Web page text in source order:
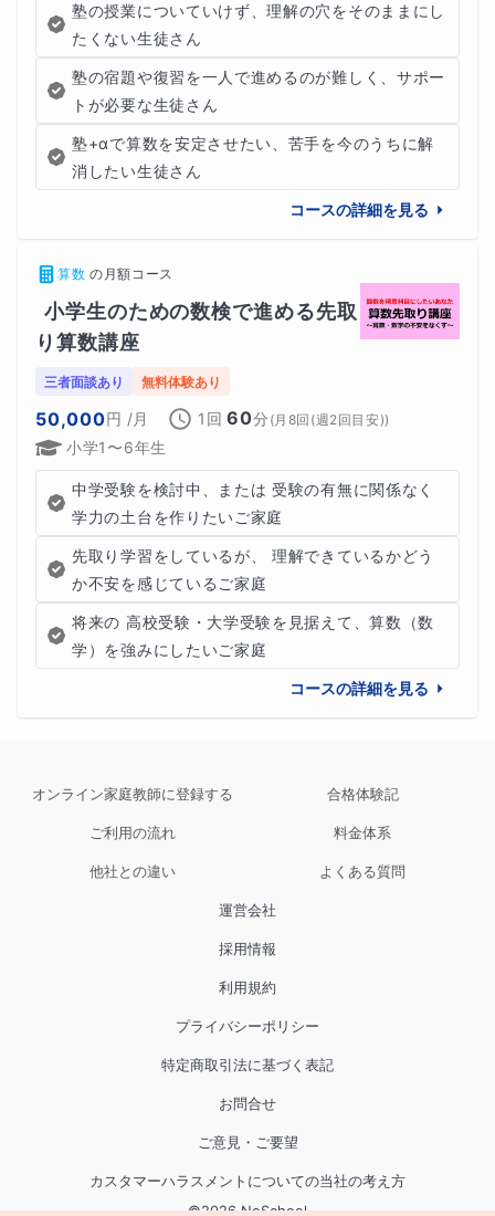
ギフテッドの種類
★数学的・論理的ギフテッド
数学的、論理的思考能力に優れており、複雑な数学的問題
や論理的なパズルを解くことが得意な子どもたちを指しま
コンピューターや電子機器に関する知識や技能に優れてい
ます。彼らは技術的な問題解決能力が高く、新しい技術の
開発や応用に興味を持ち、独創性も豊かです。
★芸術的ギフテッド
言語的には発達が遅れている場合でも、音楽や絵画、造形
物、ダンスや演劇など芸術的な能力が非常に高い子どもた
★言語的ギフテッド
児期から高度な言語処理能力を示す子どもたちを指しま
★空間認識能力ギフテッド
空間認識能力に優れており、図形や建物の立体模型などを
見ただけで、緻密なイメージを持てる子どもたちを指しま
塾の授業についていけず、理解の穴をそのままにし
たくない生徒さん
塾の宿題や復習を一人で進めるのが難しく、サポー
トが必要な生徒さん
塾+αで算数を安定させたい、苦手を今のうちに解
消したい生徒さん
コースの詳細を見る
算数 の 月額コース
小学生のための数検で進める先取
り算数講座
三者面談あり 無料体験あり
50,000円 /月 1回 60分 (月8回(週2回目安))
小学1〜6年生
中学受験を検討中、または 受験の有無に関係なく
学力の土台を作りたいご家庭
先取り学習をしているが、 理解できているかどう
か不安を感じているご家庭
将来の 高校受験・大学受験を見据えて、算数（数
学）を強みにしたいご家庭
コースの詳細を見る
オンライン家庭教師に登録する 合格体験記
ご利用の流れ 料金体系
他社との違い よくある質問
運営会社
採用情報
利用規約
プライバシーポリシー
特定商取引法に基づく表記
お問合せ
ご意見・ご要望
カスタマーハラスメントについての当社の考え方
©2026NoSchool